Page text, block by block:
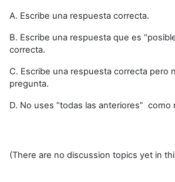
A. Escribe una respuesta correcta.
B. Escribe una respuesta que es
correcta.
C. Escribe una respuesta correcta pero
pregunta.
D. No uses “todas las anteriores” como
(There are no discussion topics yet in